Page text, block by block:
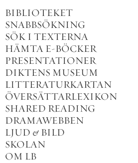
BIBLIOTEKET
SNABBSÖKNING
SÖK I TEXTERNA
HÄMTA E-BÖCKER
PRESENTATIONER
DIKTENS MUSEUM
LITTERATURKARTAN
ÖVERSÄTTARLEXIKON
SHARED READING
DRAMAWEBBEN
LJUD & BILD
SKOLAN
OM LB